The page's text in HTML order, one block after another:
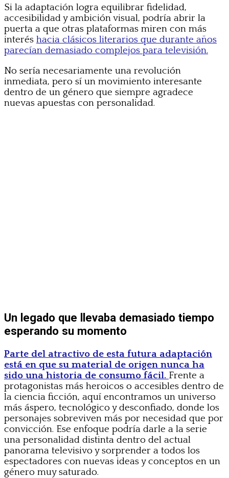
Si la adaptación logra equilibrar fidelidad,
accesibilidad y ambición visual, podría abrir la
puerta a que otras plataformas miren con más
interés hacia clásicos literarios que durante años
parecían demasiado complejos para televisión.
No sería necesariamente una revolución
inmediata, pero sí un movimiento interesante
dentro de un género que siempre agradece
nuevas apuestas con personalidad.
Un legado que llevaba demasiado tiempo
esperando su momento
Parte del atractivo de esta futura adaptación
está en que su material de origen nunca ha
sido una historia de consumo fácil. Frente a
protagonistas más heroicos o accesibles dentro de
la ciencia ficción, aquí encontramos un universo
más áspero, tecnológico y desconfiado, donde los
personajes sobreviven más por necesidad que por
convicción. Ese enfoque podría darle a la serie
una personalidad distinta dentro del actual
panorama televisivo y sorprender a todos los
espectadores con nuevas ideas y conceptos en un
género muy saturado.